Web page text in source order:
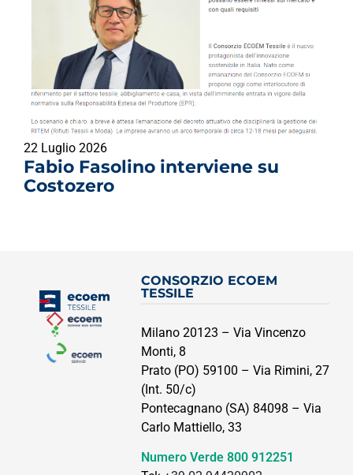
22 Luglio 2026
Fabio Fasolino interviene su
Costozero
CONSORZIO ECOEM
TESSILE
Milano 20123 – Via Vincenzo
Monti, 8
Prato (PO) 59100 – Via Rimini, 27
(Int. 50/c)
Pontecagnano (SA) 84098 – Via
Carlo Mattiello, 33
Numero Verde 800 912251